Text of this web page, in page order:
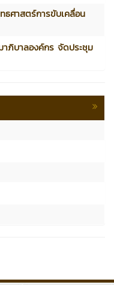
ธศาสตร์การขับเคลื่อน
าภิบาลองค์กร จัดประชุม